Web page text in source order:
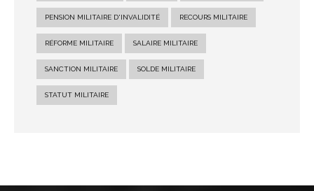
PENSION MILITAIRE D'INVALIDITÉ RECOURS MILITAIRE
RÉFORME MILITAIRE SALAIRE MILITAIRE
SANCTION MILITAIRE SOLDE MILITAIRE
STATUT MILITAIRE